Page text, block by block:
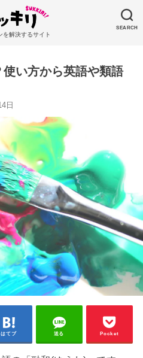
SEARCH
を解決するサイト
使い方から英語や類語
日
はてブ 送る Pocket